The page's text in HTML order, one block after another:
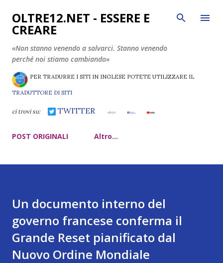
Passa ai contenuti principali
OLTRE12.NET - ESSERE E
CREARE
«Non stanno venendo a salvarci. Stanno venendo
perché noi stiamo cambiando»
PER TRADURRE I SITI IN INGLESE POTETE UTILIZZARE IL
TRADUTTORE DI SITI
ci trovi su: TWITTER
POST ORIGINALI Altro…
Un documento interno del
governo francese conferma il
Grande Reset pianificato dal
Nuovo Ordine Mondiale